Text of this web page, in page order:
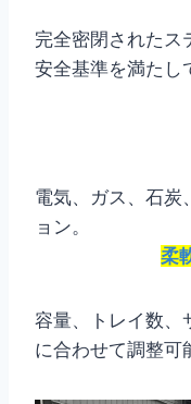
完全密閉されたス
安全基準を満たし
電気、ガス、石炭
ョン。
柔
容量、トレイ数、
に合わせて調整可